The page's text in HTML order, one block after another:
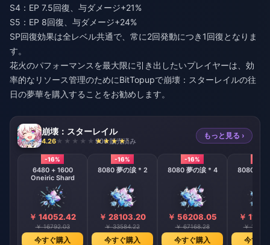
S4：EP 7.5回復、与ダメージ+21%
S5：EP 8回復、与ダメージ+24%
SP回復効果は全レベル共通で、常に2回発動につき1回復となりま
す。
花火のパフォーマンスを最大限に引き出したいプレイヤーは、効
率的なリソース管理のためにBitTopupで崩壊：スターレイルの往
日の夢華を購入することをお勧めします。
崩壊：スターレイル
4.26 906 販売済み
もっと見る ›
-16%
6480 + 1600
Oneiric Shard
￥ 14052.42
￥ 16792.03
今すぐ購入
-16%
8080 夢の涙 * 2
￥ 28103.20
￥ 33584.22
今すぐ購入
-16%
8080 夢の涙 * 4
￥ 56208.05
￥ 67168.28
今すぐ購入
8080 夢
￥
￥
今すぐ